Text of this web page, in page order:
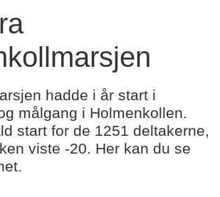
hadde i år start i
målgang i Holmenkollen.
start for de 1251 deltakerne,
viste -20. Her kan du se